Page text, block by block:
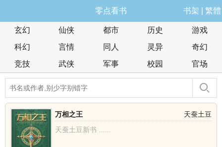
零点看书 书架 繁體
玄幻 仙侠 都市 历史
游戏
科幻
言情 同人 灵异
奇幻
竞技
武侠 军事 校园 官场
天蚕土豆
万相之王
天蚕土豆新书 ......